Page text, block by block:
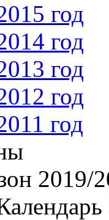
год
год
год
год
год
2019/